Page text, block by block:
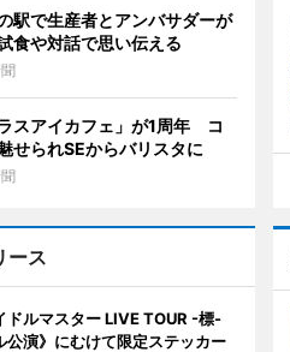
駅で生産者とアンバサダーが
や対話で思い伝える
スアイカフェ」が1周年 コ
せられSEからバリスタに
ース
ドルマスター LIVE TOUR -標-
公演》にむけて限定ステッカー